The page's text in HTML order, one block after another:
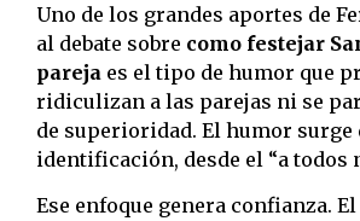
Uno de los grandes aportes de
al debate sobre como festejar
pareja es el tipo de humor que
ridiculizan a las parejas ni se
de superioridad. El humor surge
identificación, desde el “a todos
Ese enfoque genera confianza.